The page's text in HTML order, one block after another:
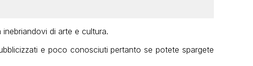
di arte e cultura.
e poco conosciuti pertanto se potete spargete